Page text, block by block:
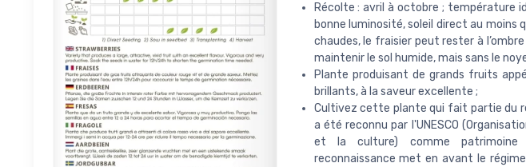
Récolte : avril à octobre ; température
bonne luminosité, soleil direct au moins
chaudes, le fraisier peut rester à
maintenir le sol humide, mais sans le
Plante produisant de grands fruits
brillants, à la saveur excellente ;
Cultivez cette plante qui fait partie du
a été reconnu par l'UNESCO
et la culture) comme patrimoine
reconnaissance met en avant le